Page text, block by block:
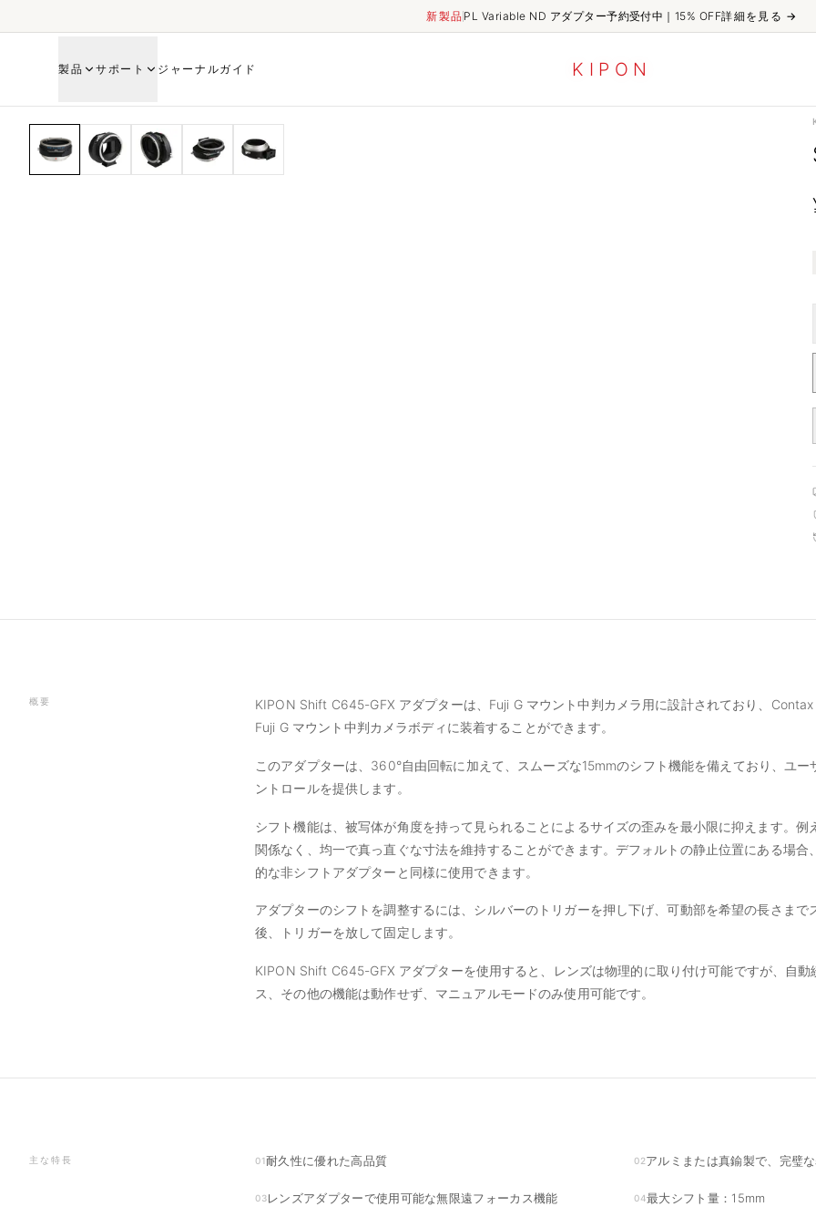
新製品PL Variable ND アダプター予約受付中｜15% OFF詳細を見る →
製品 サポート ジャーナルガイド K I P O N
HOME SHOP MECHANICAL ADAPTER SHIFT C645-GFX
概要
KIPON Shift C645-GFX アダプターは、Fuji G マウント中判カメラ用に設計されており、
Fuji G マウント中判カメラボディに装着することができます。
このアダプターは、360°自由回転に加えて、スムーズな15mmのシフト機能を備えており、ユー
ントロールを提供します。
シフト機能は、被写体が角度を持って見られることによるサイズの歪みを最小限に抑えます。例
関係なく、均一で真っ直ぐな寸法を維持することができます。デフォルトの静止位置にある場合
的な非シフトアダプターと同様に使用できます。
アダプターのシフトを調整するには、シルバーのトリガーを押し下げ、可動部を希望の長さまで
後、トリガーを放して固定します。
KIPON Shift C645-GFX アダプターを使用すると、レンズは物理的に取り付け可能ですが、自動
ス、その他の機能は動作せず、マニュアルモードのみ使用可能です。
主な特長 01耐久性に優れた高品質 02アルミまたは真鍮製で、完璧
03レンズアダプターで使用可能な無限遠フォーカス機能 04最大シフト量：15mm